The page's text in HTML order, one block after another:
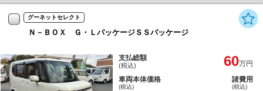
グーネットセレクト
Ｎ－ＢＯＸ Ｇ・ＬパッケージＳＳパッケージ
支払総額
(税込) 60万円
車両本体価格
(税込)
諸費用
(税込)